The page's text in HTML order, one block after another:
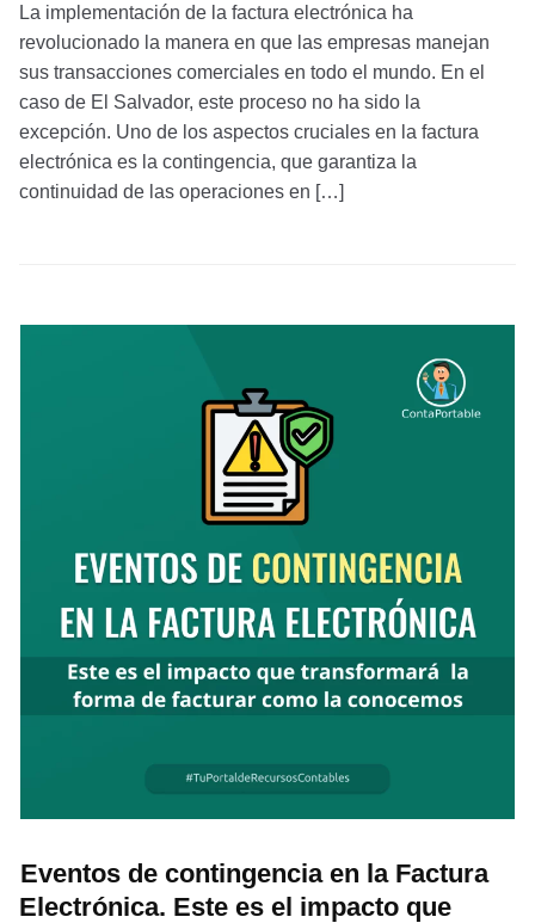
La implementación de la factura electrónica ha
revolucionado la manera en que las empresas manejan
sus transacciones comerciales en todo el mundo. En el
caso de El Salvador, este proceso no ha sido la
excepción. Uno de los aspectos cruciales en la factura
electrónica es la contingencia, que garantiza la
continuidad de las operaciones en […]
Eventos de contingencia en la Factura
Electrónica. Este es el impacto que